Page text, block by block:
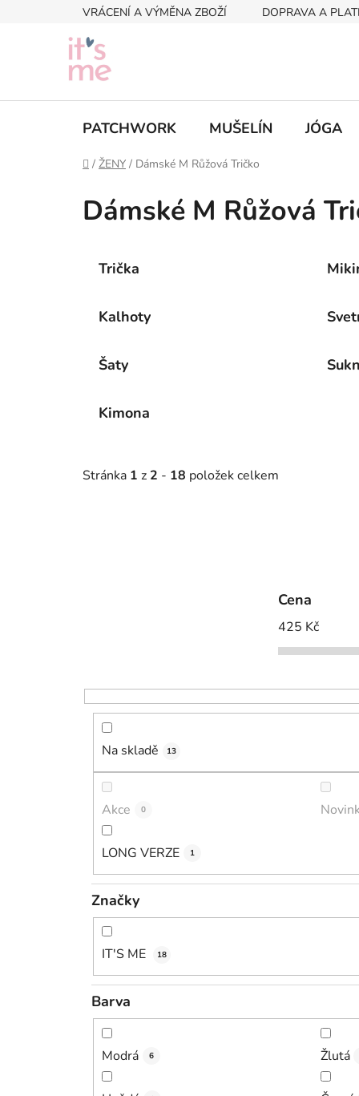
VRÁCENÍ A VÝMĚNA ZBOŽÍ DOPRAVA A
PATCHWORK MUŠELÍN JÓGA
Domů
/ ŽENY / Dámské M Růžová Tričko
Dámské M Růžová
Trička
Kalhoty
Šaty
Kimona
Stránka 1 z 2 - 18 položek celkem
Cena
425 Kč
Na skladě 13
Akce 0
LONG VERZE 1
Značky
IT'S ME 18
Barva
Modrá 6 Žlutá